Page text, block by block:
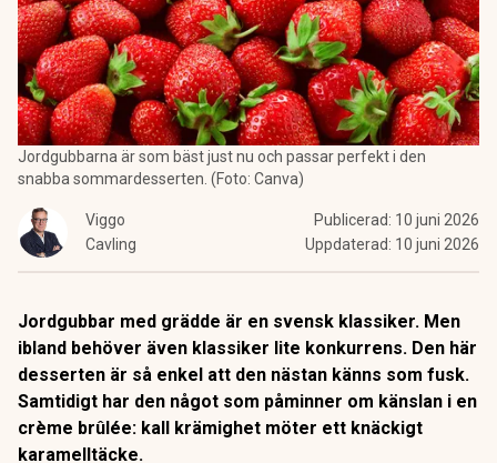
Jordgubbarna är som bäst just nu och passar perfekt i den
snabba sommardesserten. (Foto: Canva)
Viggo
Cavling
Publicerad: 10 juni 2026
Uppdaterad: 10 juni 2026
Jordgubbar med grädde är en svensk klassiker. Men
ibland behöver även klassiker lite konkurrens. Den här
desserten är så enkel att den nästan känns som fusk.
Samtidigt har den något som påminner om känslan i en
crème brûlée: kall krämighet möter ett knäckigt
karamelltäcke.